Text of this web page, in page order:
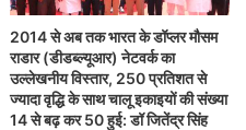
2014 से अब तक भारत के डॉप्लर मौसम
राडार (डीडब्ल्यूआर) नेटवर्क का
उल्लेखनीय विस्तार, 250 प्रतिशत से
ज्यादा वृद्धि के साथ चालू इकाइयों की संख्या
14 से बढ़ कर 50 हुई: डॉ जितेंद्र सिंह